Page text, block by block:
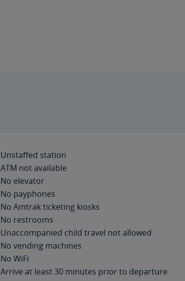
Unstaffed station
ATM not available
No elevator
No payphones
No Amtrak ticketing kiosks
No restrooms
Unaccompanied child travel not allowed
No vending machines
No WiFi
Arrive at least 30 minutes prior to departure